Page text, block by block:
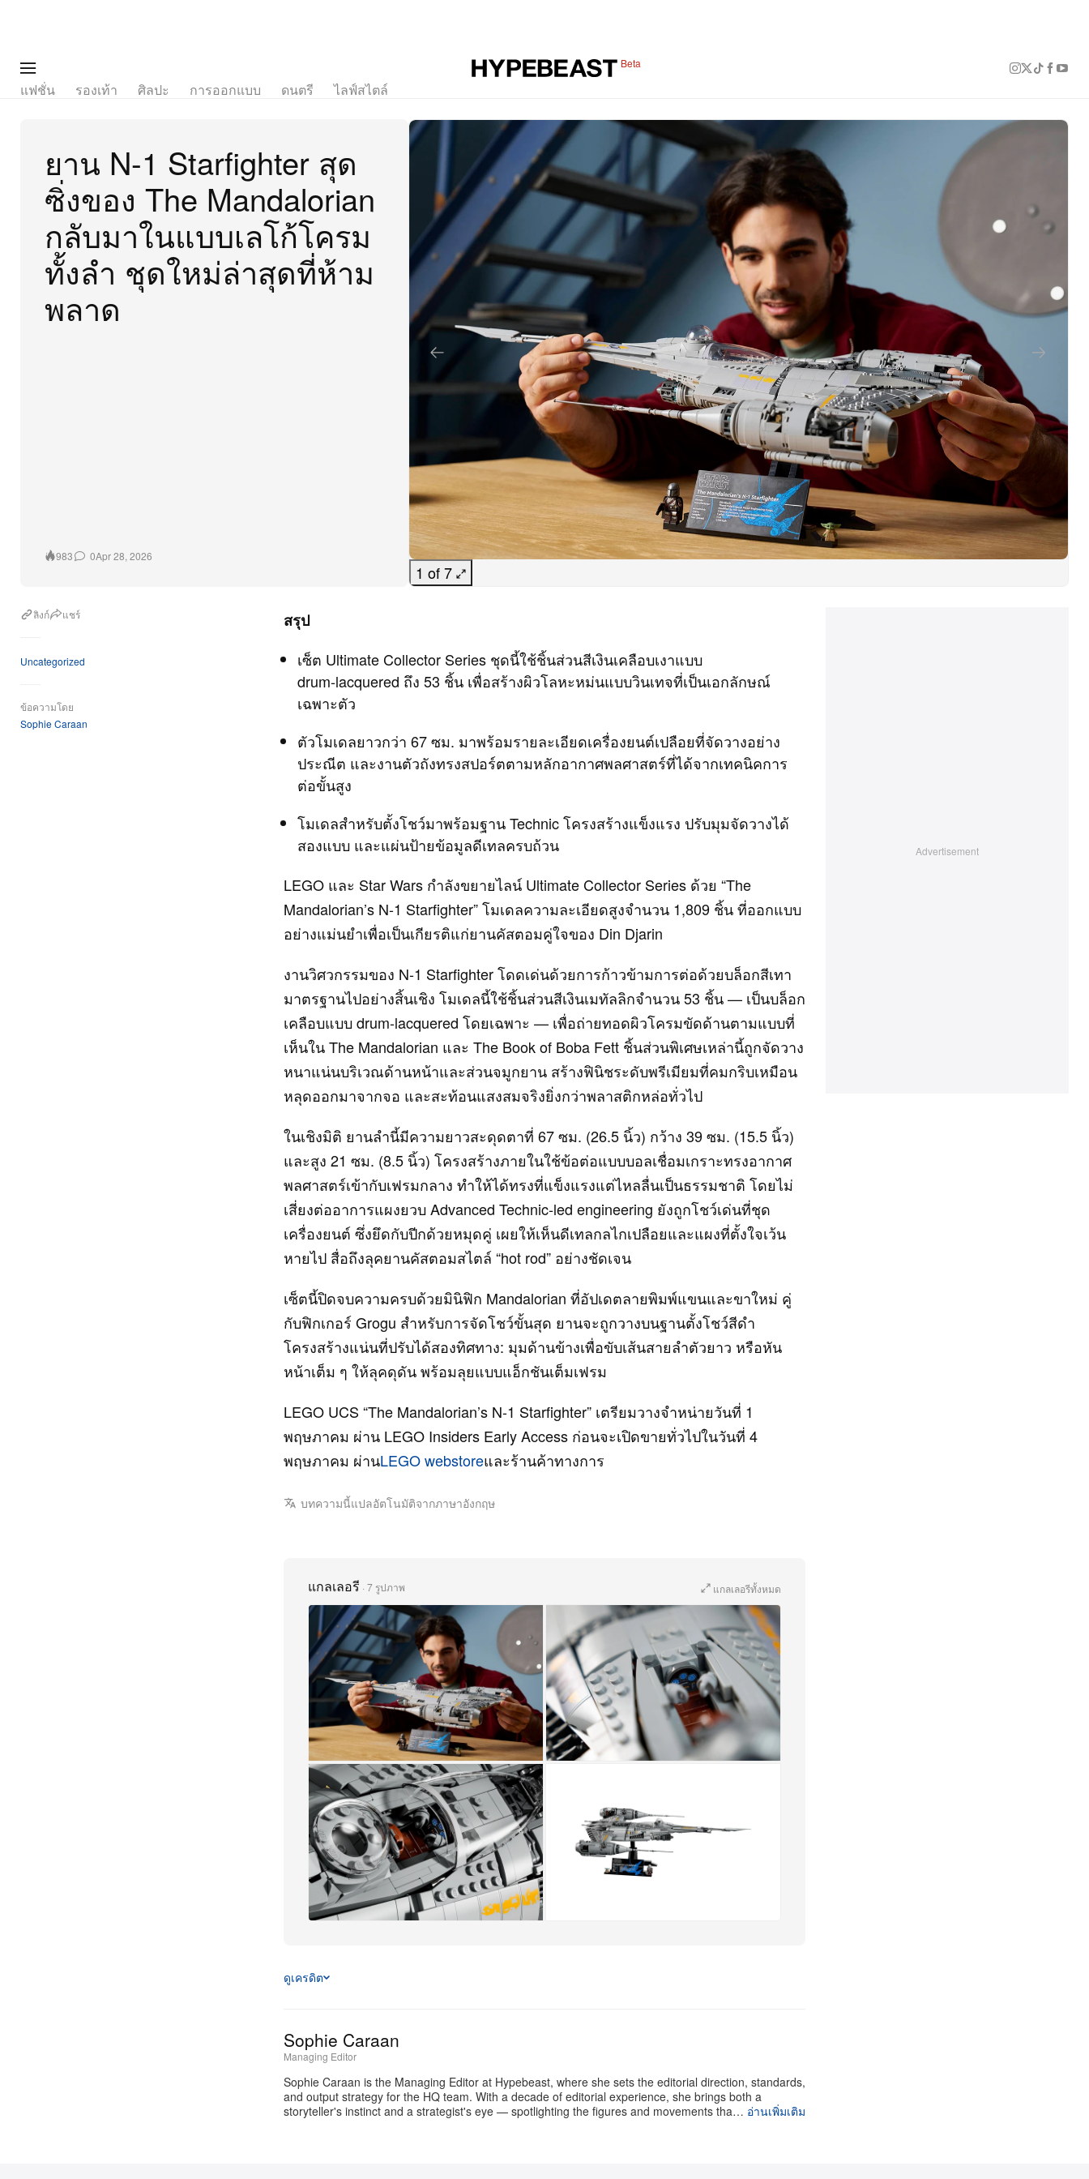
Beta
แฟชั่น รองเท้า ศิลปะ การออกแบบ ดนตรี ไลฟ์สไตล์
ยาน N-1 Starfighter สุด
ซิ่งของ The Mandalorian
กลับมาในแบบเลโก้โครม
ทั้งลำ ชุดใหม่ล่าสุดที่ห้าม
พลาด
983 0Apr 28, 2026
1 of 7
ลิงก์ แชร์
Uncategorized
ข้อความโดย
Sophie Caraan
สรุป
เซ็ต Ultimate Collector Series ชุดนี้ใช้ชิ้นส่วนสีเงินเคลือบเงาแบบ
drum‑lacquered ถึง 53 ชิ้น เพื่อสร้างผิวโลหะหม่นแบบวินเทจที่เป็นเอกลักษณ์
เฉพาะตัว
ตัวโมเดลยาวกว่า 67 ซม. มาพร้อมรายละเอียดเครื่องยนต์เปลือยที่จัดวางอย่าง
ประณีต และงานตัวถังทรงสปอร์ตตามหลักอากาศพลศาสตร์ที่ได้จากเทคนิคการ
ต่อขั้นสูง
โมเดลสำหรับตั้งโชว์มาพร้อมฐาน Technic โครงสร้างแข็งแรง ปรับมุมจัดวางได้
สองแบบ และแผ่นป้ายข้อมูลดีเทลครบถ้วน
LEGO และ Star Wars กำลังขยายไลน์ Ultimate Collector Series ด้วย “The
Mandalorian’s N-1 Starfighter” โมเดลความละเอียดสูงจำนวน 1,809 ชิ้น ที่ออกแบบ
อย่างแม่นยำเพื่อเป็นเกียรติแก่ยานคัสตอมคู่ใจของ Din Djarin
งานวิศวกรรมของ N-1 Starfighter โดดเด่นด้วยการก้าวข้ามการต่อด้วยบล็อกสีเทา
มาตรฐานไปอย่างสิ้นเชิง โมเดลนี้ใช้ชิ้นส่วนสีเงินเมทัลลิกจำนวน 53 ชิ้น — เป็นบล็อก
เคลือบแบบ drum‑lacquered โดยเฉพาะ — เพื่อถ่ายทอดผิวโครมขัดด้านตามแบบที่
เห็นใน The Mandalorian และ The Book of Boba Fett ชิ้นส่วนพิเศษเหล่านี้ถูกจัดวาง
หนาแน่นบริเวณด้านหน้าและส่วนจมูกยาน สร้างฟินิชระดับพรีเมียมที่คมกริบเหมือน
หลุดออกมาจากจอ และสะท้อนแสงสมจริงยิ่งกว่าพลาสติกหล่อทั่วไป
ในเชิงมิติ ยานลำนี้มีความยาวสะดุดตาที่ 67 ซม. (26.5 นิ้ว) กว้าง 39 ซม. (15.5 นิ้ว)
และสูง 21 ซม. (8.5 นิ้ว) โครงสร้างภายในใช้ข้อต่อแบบบอลเชื่อมเกราะทรงอากาศ
พลศาสตร์เข้ากับเฟรมกลาง ทำให้ได้ทรงที่แข็งแรงแต่ไหลลื่นเป็นธรรมชาติ โดยไม่
เสี่ยงต่ออาการแผงยวบ Advanced Technic‑led engineering ยังถูกโชว์เด่นที่ชุด
เครื่องยนต์ ซึ่งยึดกับปีกด้วยหมุดคู่ เผยให้เห็นดีเทลกลไกเปลือยและแผงที่ตั้งใจเว้น
หายไป สื่อถึงลุคยานคัสตอมสไตล์ “hot rod” อย่างชัดเจน
เซ็ตนี้ปิดจบความครบด้วยมินิฟิก Mandalorian ที่อัปเดตลายพิมพ์แขนและขาใหม่ คู่
กับฟิกเกอร์ Grogu สำหรับการจัดโชว์ขั้นสุด ยานจะถูกวางบนฐานตั้งโชว์สีดำ
โครงสร้างแน่นที่ปรับได้สองทิศทาง: มุมด้านข้างเพื่อขับเส้นสายลำตัวยาว หรือหัน
หน้าเต็ม ๆ ให้ลุคดุดัน พร้อมลุยแบบแอ็กชันเต็มเฟรม
LEGO UCS “The Mandalorian’s N-1 Starfighter” เตรียมวางจำหน่ายวันที่ 1
พฤษภาคม ผ่าน LEGO Insiders Early Access ก่อนจะเปิดขายทั่วไปในวันที่ 4
พฤษภาคม ผ่านLEGO webstoreและร้านค้าทางการ
บทความนี้แปลอัตโนมัติจากภาษาอังกฤษ
แกลเลอรี · 7 รูปภาพ แกลเลอรีทั้งหมด
ดูเครดิต
Sophie Caraan
Managing Editor
Sophie Caraan is the Managing Editor at Hypebeast, where she sets the editorial direction, standards,
and output strategy for the HQ team. With a decade of editorial experience, she brings both a
storyteller's instinct and a strategist's eye — spotlighting the figures and movements tha… อ่านเพิ่มเติม